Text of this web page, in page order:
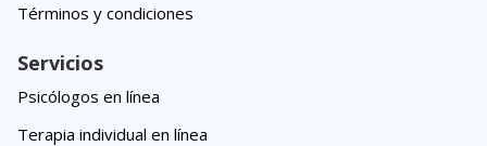
Términos y condiciones
Servicios
Psicólogos en línea
Terapia individual en línea